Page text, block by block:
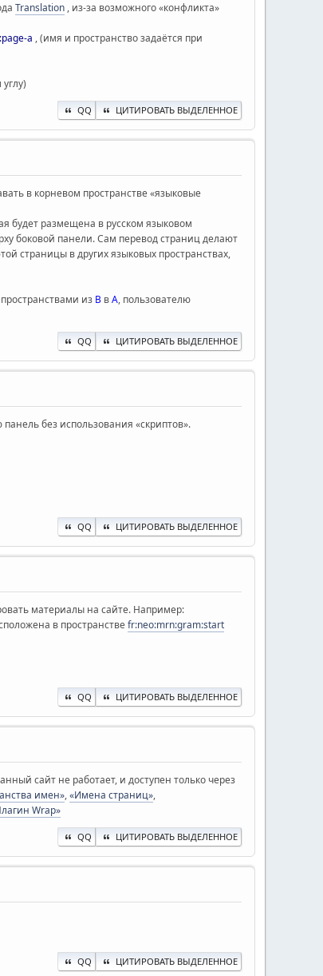
Translation , из-за возможного «конфликта»
a , (имя и пространство задаётся при
QQ ЦИТИРОВАТЬ ВЫДЕЛЕННОЕ
в корневом пространстве «языковые
будет размещена в русском языковом
боковой панели. Сам перевод страниц делают
страницы в других языковых пространствах,
из В вА, пользователю
QQ ЦИТИРОВАТЬ ВЫДЕЛЕННОЕ
без использования «скриптов».
QQ ЦИТИРОВАТЬ ВЫДЕЛЕННОЕ
материалы на сайте. Например:
в пространстве fr:neo:mrn:gram:start
QQ ЦИТИРОВАТЬ ВЫДЕЛЕННОЕ
сайт не работает, и доступен только через
имен»,«Имена страниц»,
Wrap»
QQ ЦИТИРОВАТЬ ВЫДЕЛЕННОЕ
QQ ЦИТИРОВАТЬ ВЫДЕЛЕННОЕ